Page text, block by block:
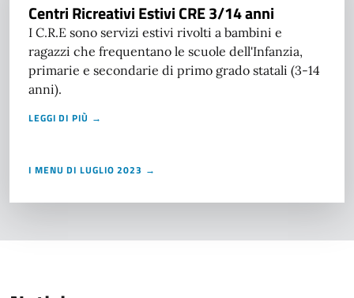
Centri Ricreativi Estivi CRE 3/14 anni
I C.R.E sono servizi estivi rivolti a bambini e
ragazzi che frequentano le scuole dell'Infanzia,
primarie e secondarie di primo grado statali (3-14
anni).
LEGGI DI PIÙ →
I MENU DI LUGLIO 2023 →